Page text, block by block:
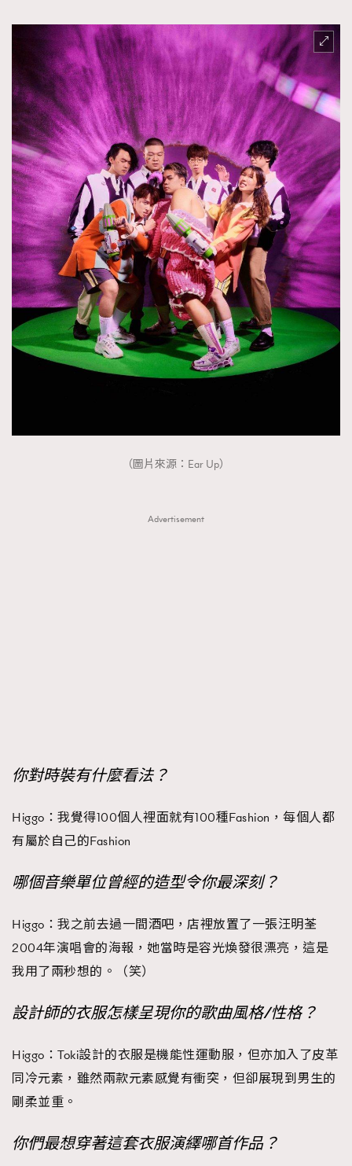
（圖片來源：Ear Up）
Advertisement
你對時裝有什麼看法？
Higgo：我覺得100個人裡面就有100種Fashion，每個人都
有屬於自己的Fashion
哪個音樂單位曾經的造型令你最深刻？
Higgo：我之前去過一間酒吧，店裡放置了一張汪明荃
2004年演唱會的海報，她當時是容光煥發很漂亮，這是
我用了兩秒想的。（笑）
設計師的衣服怎樣呈現你的歌曲風格/性格？
Higgo：Toki設計的衣服是機能性運動服，但亦加入了皮革
同冷元素，雖然兩款元素感覺有衝突，但卻展現到男生的
剛柔並重。
你們最想穿著這套衣服演繹哪首作品？